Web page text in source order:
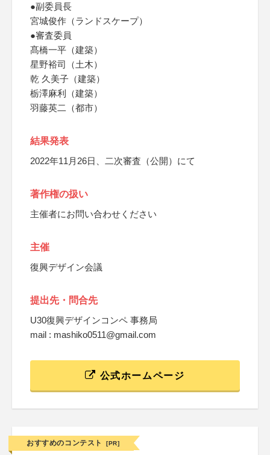
●副委員長
宮城俊作（ランドスケープ）
●審査委員
髙橋一平（建築）
星野裕司（土木）
乾 久美子（建築）
栃澤麻利（建築）
羽藤英二（都市）
結果発表
2022年11月26日、二次審査（公開）にて
著作権の扱い
主催者にお問い合わせください
主催
復興デザイン会議
提出先・問合先
U30復興デザインコンペ 事務局
mail : mashiko0511@gmail.com
公式ホームページ
おすすめのコンテスト [PR]